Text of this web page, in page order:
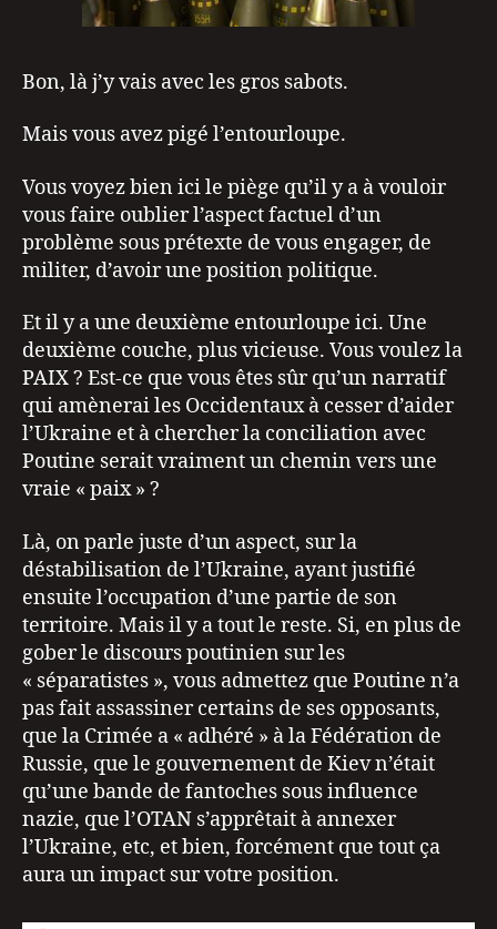
Bon, là j’y vais avec les gros sabots.
Mais vous avez pigé l’entourloupe.
Vous voyez bien ici le piège qu’il y a à vouloir
vous faire oublier l’aspect factuel d’un
problème sous prétexte de vous engager, de
militer, d’avoir une position politique.
Et il y a une deuxième entourloupe ici. Une
deuxième couche, plus vicieuse. Vous voulez la
PAIX ? Est-ce que vous êtes sûr qu’un narratif
qui amènerai les Occidentaux à cesser d’aider
l’Ukraine et à chercher la conciliation avec
Poutine serait vraiment un chemin vers une
vraie « paix » ?
Là, on parle juste d’un aspect, sur la
déstabilisation de l’Ukraine, ayant justifié
ensuite l’occupation d’une partie de son
territoire. Mais il y a tout le reste. Si, en plus de
gober le discours poutinien sur les
« séparatistes », vous admettez que Poutine n’a
pas fait assassiner certains de ses opposants,
que la Crimée a « adhéré » à la Fédération de
Russie, que le gouvernement de Kiev n’était
qu’une bande de fantoches sous influence
nazie, que l’OTAN s’apprêtait à annexer
l’Ukraine, etc, et bien, forcément que tout ça
aura un impact sur votre position.